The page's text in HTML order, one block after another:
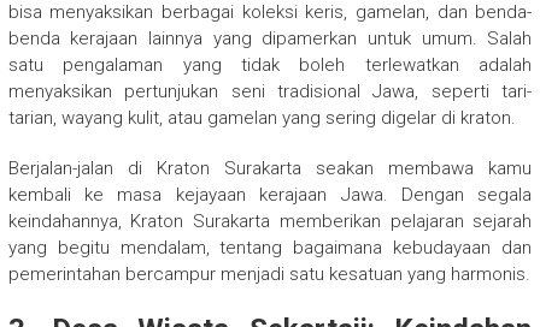
bisa menyaksikan berbagai koleksi keris, gamelan, dan benda-
benda kerajaan lainnya yang dipamerkan untuk umum. Salah
satu pengalaman yang tidak boleh terlewatkan adalah
menyaksikan pertunjukan seni tradisional Jawa, seperti tari-
tarian, wayang kulit, atau gamelan yang sering digelar di kraton.
Berjalan-jalan di Kraton Surakarta seakan membawa kamu
kembali ke masa kejayaan kerajaan Jawa. Dengan segala
keindahannya, Kraton Surakarta memberikan pelajaran sejarah
yang begitu mendalam, tentang bagaimana kebudayaan dan
pemerintahan bercampur menjadi satu kesatuan yang harmonis.